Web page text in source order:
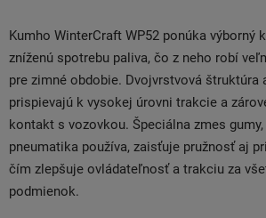
Kumho WinterCraft WP52 ponúka výborný
zníženú spotrebu paliva, čo z neho robí
pre zimné obdobie. Dvojvrstvová štruktúra
prispievajú k vysokej úrovni trakcie a
kontakt s vozovkou. Špeciálna zmes
pneumatika používa, zaisťuje pružnosť aj
čím zlepšuje ovládateľnosť a trakciu za
podmienok.